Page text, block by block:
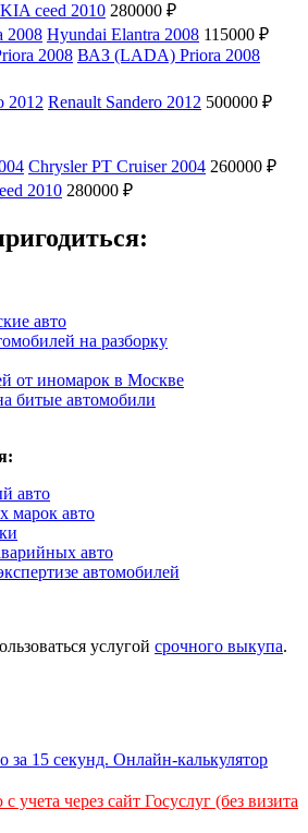
KIA ceed 2010 280000 ₽
Hyundai Elantra 2008 115000 ₽
ВАЗ (LADA) Priora 2008
Renault Sandero 2012 500000 ₽
Chrysler PT Cruiser 2004 260000 ₽
2010 280000 ₽
авто
на разборку
от иномарок в Москве
битые автомобили
авто
марок авто
авто
автомобилей
услугой срочного выкупа.
учета через сайт Госуслуг (без визита